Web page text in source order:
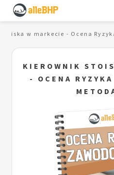
w markecie - Ocena
KIEROWNIK
- OCENA RYZYKA